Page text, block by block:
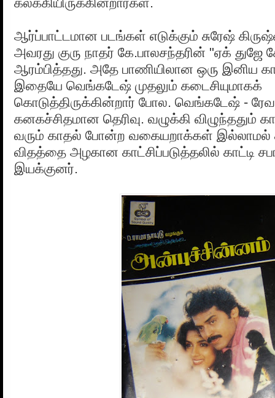
ஆர்ப்பாட்டமான படங்கள் எடுக்கும் சுரேஷ்
அவரது குரு‍ நாதர் கே.பாலசந்தரின் "ஏக் துஜே
ஆரம்பித்தது. அதே பாணியிலான ஒரு இனிய
இதையே வெங்கடேஷ் முதலும் கடைசியுமாகக்
கொடுத்திருக்கின்றார் போல. வெங்கடேஷ் -
கனகச்சிதமான தெரிவு. வழுக்கி விழுந்ததும்
வரும் காதல் போன்ற வகையறாக்கள் இல்லாமல்
விதத்தை அழகான காட்சிப்படுத்தலில் காட்டி
இயக்குனர்.